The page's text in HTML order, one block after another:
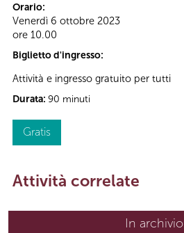
Orario:
Venerdì 6 ottobre 2023
ore 10.00
Biglietto d'ingresso:
Attività e ingresso gratuito per tutti
Durata: 90 minuti
Gratis
Attività correlate
In archivio